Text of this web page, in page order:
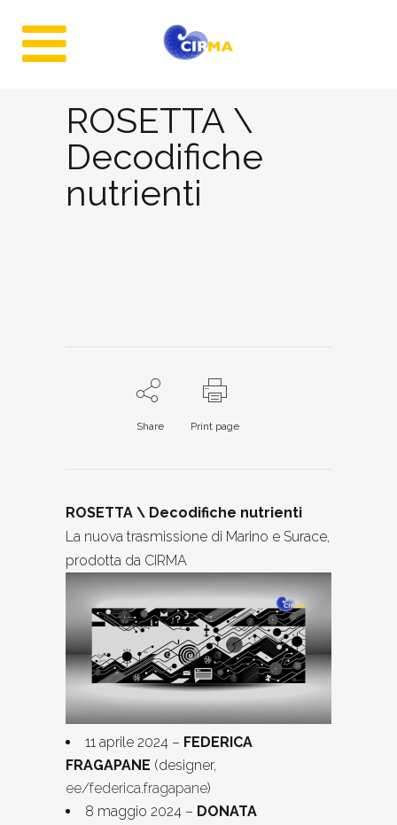
ROSETTA \
Decodifiche
nutrienti
Share Print page
ROSETTA \ Decodifiche nutrienti
La nuova trasmissione di Marino e Surace,
prodotta da CIRMA
11 aprile 2024 – FEDERICA
FRAGAPANE (designer,
ee/federica.fragapane)
8 maggio 2024 – DONATA